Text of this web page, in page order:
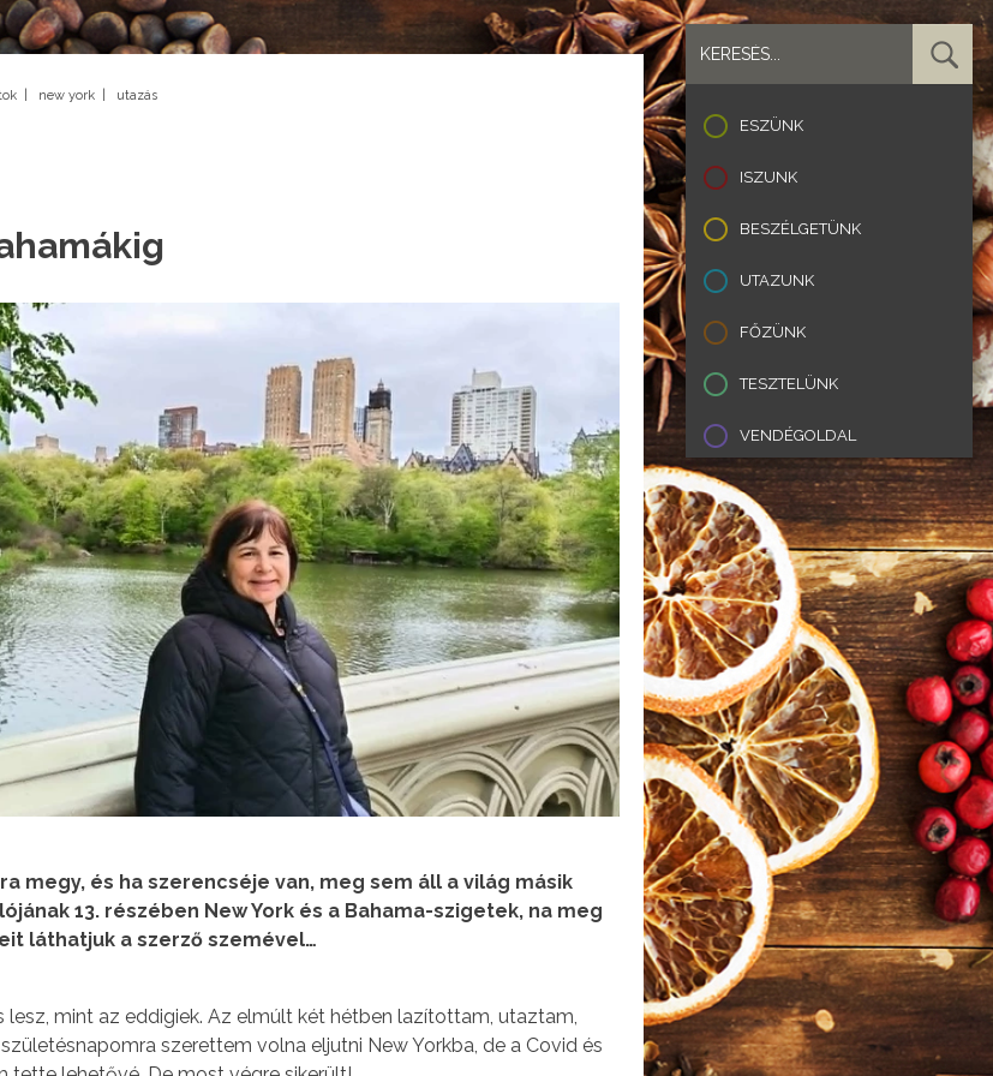
new york utazás
megy, és ha szerencséje van, meg sem áll a világ másik
13. részében New York és a Bahama-szigetek, na meg
láthatjuk a szerző szemével…
lesz, mint az eddigiek. Az elmúlt két hétben lazítottam, utaztam,
szerettem volna eljutni New Yorkba, de a Covid és
ESZÜNK
ISZUNK
BESZÉLGETÜNK
UTAZUNK
FŐZÜNK
TESZTELÜNK
VENDÉGOLDAL